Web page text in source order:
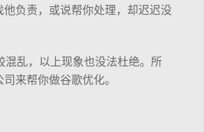
负责，或说帮你处理，却迟迟没
混乱，以上现象也没法杜绝。所
来帮你做谷歌优化。